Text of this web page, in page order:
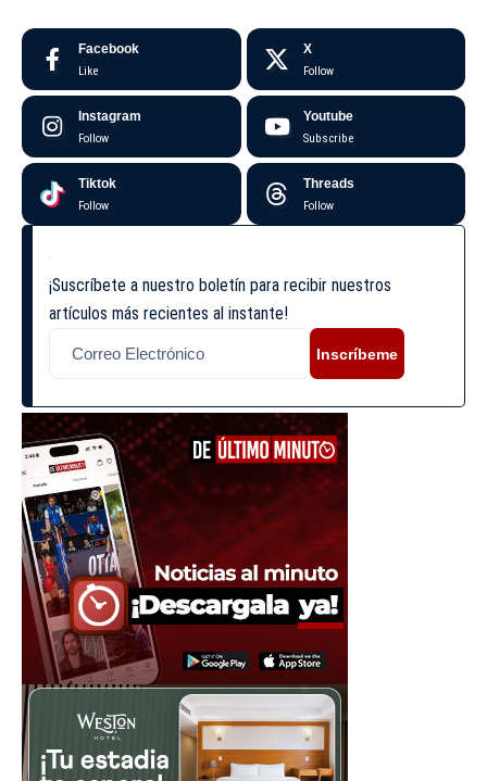
Facebook
Like
X
Follow
Instagram
Follow
Youtube
Subscribe
Tiktok
Follow
Threads
Follow
¡Suscríbete a nuestro boletín para recibir nuestros
artículos más recientes al instante!
Inscríbeme